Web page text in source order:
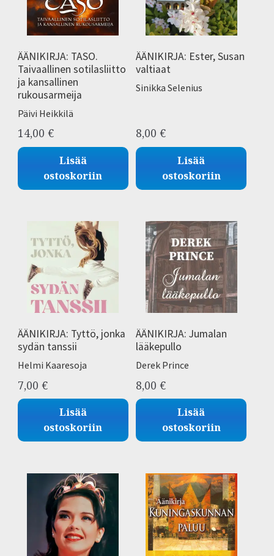
Uutuudet
Kortit ja kalenterit
Rukousöljyt ja ihonhoito
Korut ja muut lahjatavarat
Äänikirjat
Lapset
Kristityn kasvu
Raamatun opetus
Muistelmat ja elämäkerrat
David Pawson
Rukous
Usko ja tieto
Yhteystiedot
Oma tili
ÄÄNIKIRJA: TASO.
Taivaallinen sotilasliitto
ja kansallinen
rukousarmeija
Päivi Heikkilä
14,00 €
Lisää
ostoskoriin
ÄÄNIKIRJA: Ester, Susan
valtiaat
Sinikka Selenius
8,00 €
Lisää
ostoskoriin
ÄÄNIKIRJA: Tyttö, jonka
sydän tanssii
Helmi Kaaresoja
7,00 €
Lisää
ostoskoriin
ÄÄNIKIRJA: Jumalan
lääkepullo
Derek Prince
8,00 €
Lisää
ostoskoriin